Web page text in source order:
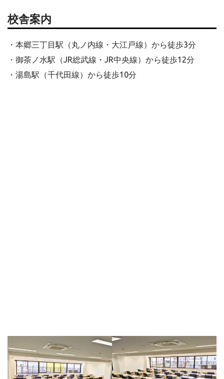
校舎案内
・本郷三丁目駅（丸ノ内線・大江戸線）から徒歩3分
・御茶ノ水駅（JR総武線・JR中央線）から徒歩12分
・湯島駅（千代田線）から徒歩10分